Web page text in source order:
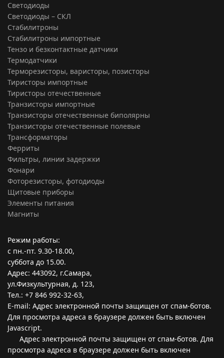
Светодиоды
Светодиоды – СКЛ
Стабилитроны
Стабилитроны импортные
Тензо и безконтактные датчики
Термодатчики
Терморезисторы, варисторы, позисторы
Тиристоры импортные
Тиристоры отечественные
Транзисторы импортные
Транзисторы отечественные биполярны
Транзисторы отечественные полевые
Трансформаторы
Ферриты
Фильтры, линии задержки
Фонари
Фоторезисторы, фотодиоды
Щитовые приборы
Элементы питания
Магниты
Режим работы:
с пн.-пт. 9.30-18.00,
суббота до 15.00.
Адрес: 443092, г.Самара,
ул.Физкультурная, д. 123,
Тел.: +7 846 992-32-63,
E-mail: Адрес электронной почты защищен от спам-ботов.
Для просмотра адреса в браузере должен быть включен
Javascript.
Адрес электронной почты защищен от спам-ботов. Для
просмотра адреса в браузере должен быть включен